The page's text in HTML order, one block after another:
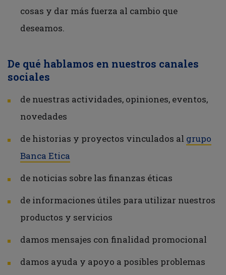
cosas y dar más fuerza al cambio que
deseamos.
De qué hablamos en nuestros canales
sociales
de nuestras actividades, opiniones, eventos,
novedades
de historias y proyectos vinculados al grupo
Banca Etica
de noticias sobre las finanzas éticas
de informaciones útiles para utilizar nuestros
productos y servicios
damos mensajes con finalidad promocional
damos ayuda y apoyo a posibles problemas